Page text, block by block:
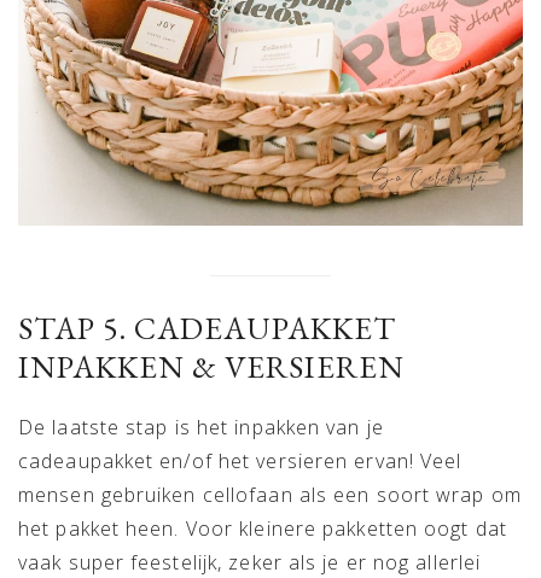
STAP 5. CADEAUPAKKET
INPAKKEN & VERSIEREN
De laatste stap is het inpakken van je
cadeaupakket en/of het versieren ervan! Veel
mensen gebruiken cellofaan als een soort wrap om
het pakket heen. Voor kleinere pakketten oogt dat
vaak super feestelijk, zeker als je er nog allerlei